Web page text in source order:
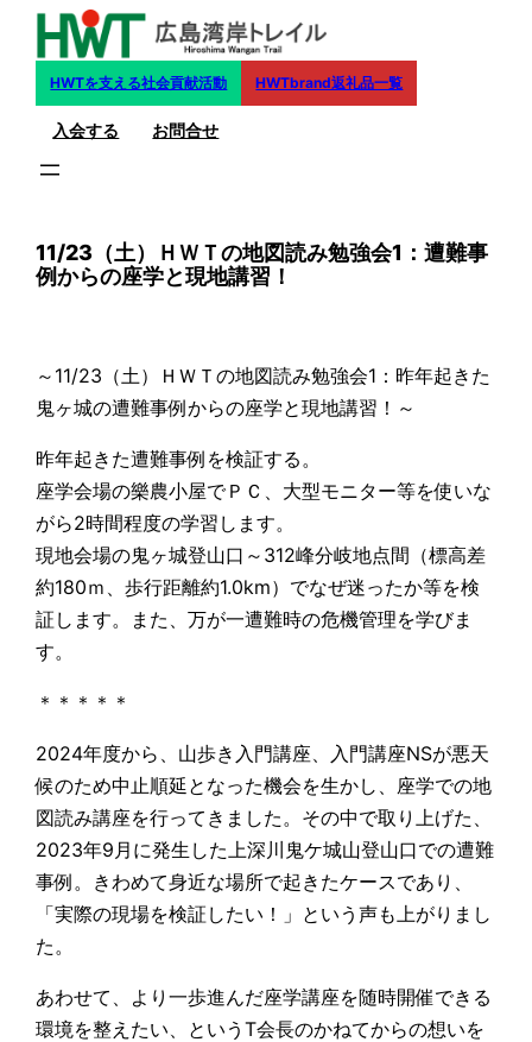
HWTを支える社会貢献活動 HWTbrand返礼品一覧
入会する お問合せ
11/23（土）ＨＷＴの地図読み勉強会1：遭難事
例からの座学と現地講習！
～11/23（土）ＨＷＴの地図読み勉強会1：昨年起きた
鬼ヶ城の遭難事例からの座学と現地講習！～
昨年起きた遭難事例を検証する。
座学会場の樂農小屋でＰＣ、大型モニター等を使いな
がら2時間程度の学習します。
現地会場の鬼ヶ城登山口～312峰分岐地点間（標高差
約180ｍ、歩行距離約1.0km）でなぜ迷ったか等を検
証します。また、万が一遭難時の危機管理を学びま
す。
＊＊＊＊＊
2024年度から、山歩き入門講座、入門講座NSが悪天
候のため中止順延となった機会を生かし、座学での地
図読み講座を行ってきました。その中で取り上げた、
2023年9月に発生した上深川鬼ケ城山登山口での遭難
事例。きわめて身近な場所で起きたケースであり、
「実際の現場を検証したい！」という声も上がりまし
た。
あわせて、より一歩進んだ座学講座を随時開催できる
環境を整えたい、というT会長のかねてからの想いを